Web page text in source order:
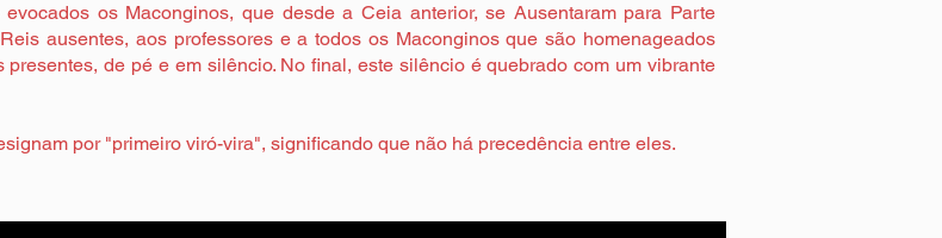
os Maconginos, que desde a Ceia anterior, se Ausentaram para Parte
ausentes, aos professores e a todos os Maconginos que são homenageados
de pé e em silêncio. No final, este silêncio é quebrado com um vibrante
por "primeiro viró-vira", significando que não há precedência entre eles.